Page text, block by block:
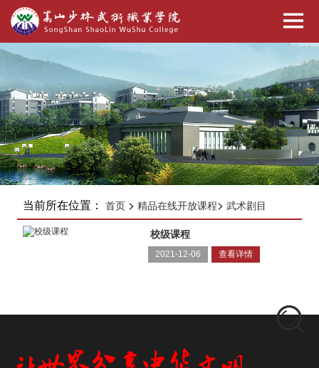
当前所在位置： 首页> 精品在线开放课程> 武术剧目
校级课程
2021-12-06 查看详情